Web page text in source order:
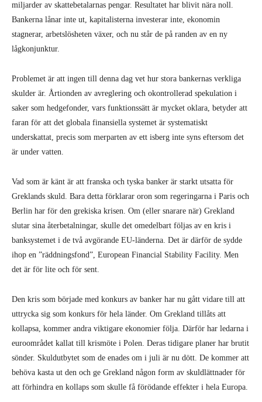
miljarder av skattebetalarnas pengar. Resultatet har blivit nära noll.
Bankerna lånar inte ut, kapitalisterna investerar inte, ekonomin
stagnerar, arbetslösheten växer, och nu står de på randen av en ny
lågkonjunktur.
Problemet är att ingen till denna dag vet hur stora bankernas verkliga
skulder är. Årtionden av avreglering och okontrollerad spekulation i
saker som hedgefonder, vars funktionssätt är mycket oklara, betyder att
faran för att det globala finansiella systemet är systematiskt
underskattat, precis som merparten av ett isberg inte syns eftersom det
är under vatten.
Vad som är känt är att franska och tyska banker är starkt utsatta för
Greklands skuld. Bara detta förklarar oron som regeringarna i Paris och
Berlin har för den grekiska krisen. Om (eller snarare när) Grekland
slutar sina återbetalningar, skulle det omedelbart följas av en kris i
banksystemet i de två avgörande EU-länderna. Det är därför de sydde
ihop en ”räddningsfond”, European Financial Stability Facility. Men
det är för lite och för sent.
Den kris som började med konkurs av banker har nu gått vidare till att
uttrycka sig som konkurs för hela länder. Om Grekland tillåts att
kollapsa, kommer andra viktigare ekonomier följa. Därför har ledarna i
euroområdet kallat till krismöte i Polen. Deras tidigare planer har brutit
sönder. Skuldutbytet som de enades om i juli är nu dött. De kommer att
behöva kasta ut den och ge Grekland någon form av skuldlättnader för
att förhindra en kollaps som skulle få förödande effekter i hela Europa.